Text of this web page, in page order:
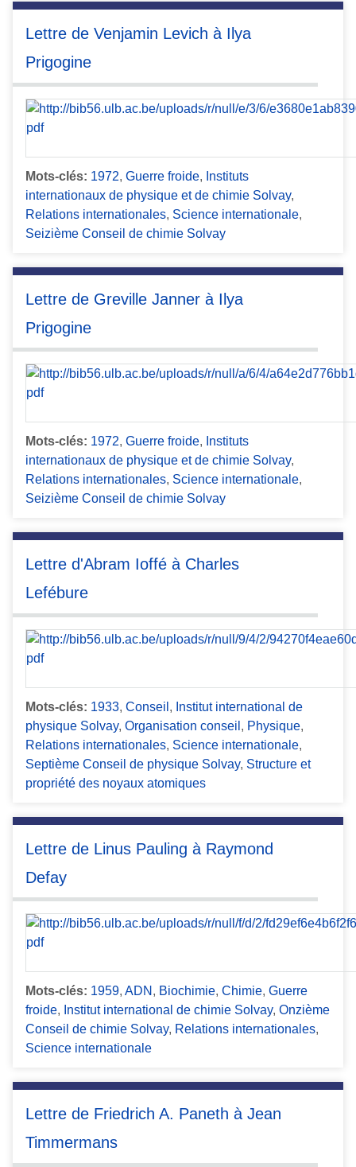
Lettre de Venjamin Levich à Ilya
Prigogine
Mots-clés: 1972, Guerre froide, Instituts
internationaux de physique et de chimie Solvay,
Relations internationales, Science internationale,
Seizième Conseil de chimie Solvay
Lettre de Greville Janner à Ilya
Prigogine
Mots-clés: 1972, Guerre froide, Instituts
internationaux de physique et de chimie Solvay,
Relations internationales, Science internationale,
Seizième Conseil de chimie Solvay
Lettre d'Abram Ioffé à Charles
Lefébure
Mots-clés: 1933, Conseil , Institut international de
physique Solvay, Organisation conseil , Physique,
Relations internationales, Science internationale,
Septième Conseil de physique Solvay, Structure et
propriété des noyaux atomiques
Lettre de Linus Pauling à Raymond
Defay
Mots-clés: 1959, ADN , Biochimie, Chimie, Guerre
froide, Institut international de chimie Solvay, Onzième
Conseil de chimie Solvay, Relations internationales,
Science internationale
Lettre de Friedrich A. Paneth à Jean
Timmermans